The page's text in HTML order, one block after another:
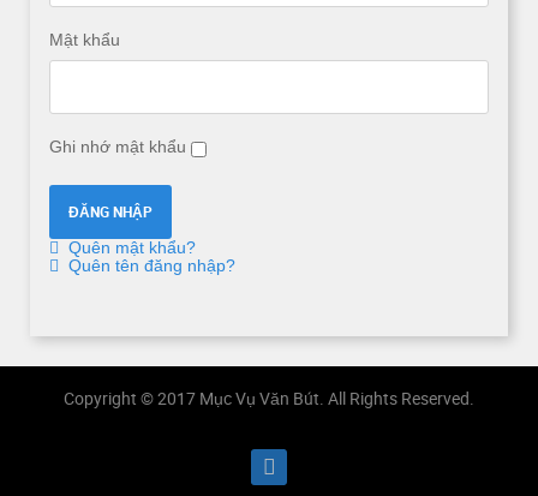
Mật khẩu
Ghi nhớ mật khẩu
Quên mật khẩu?
Quên tên đăng nhập?
Copyright © 2017 Mục Vụ Văn Bút. All Rights Reserved.